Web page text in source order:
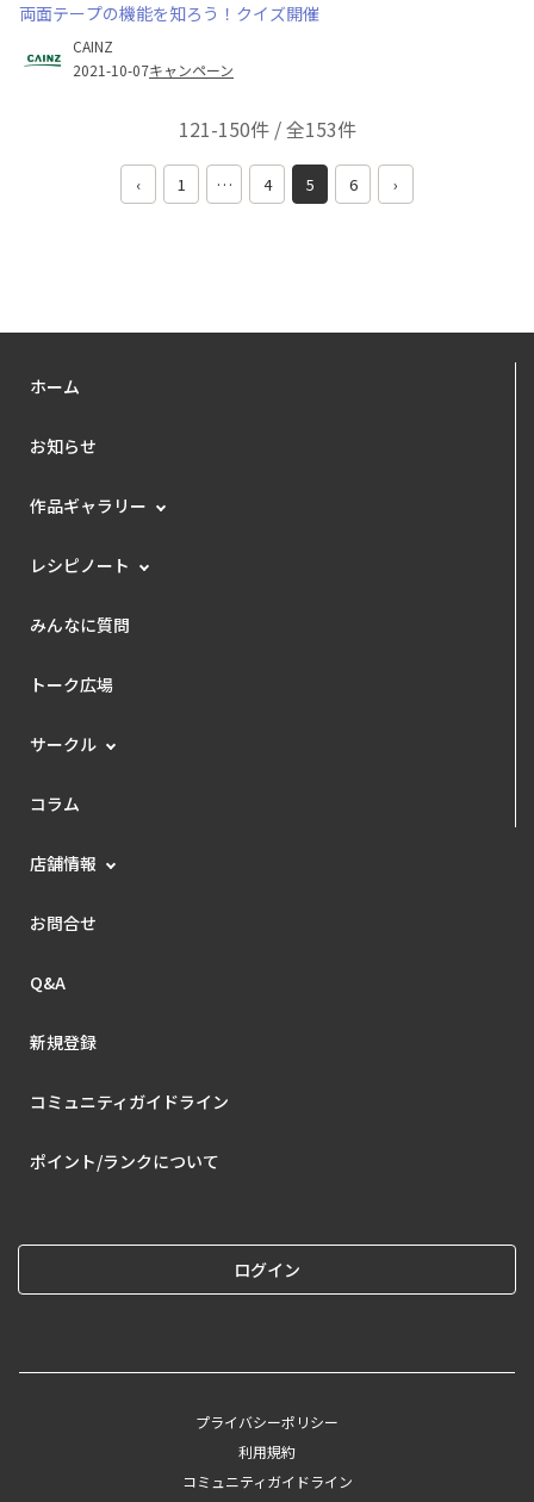
両面テープの機能を知ろう！クイズ開催
CAINZ
2021-10-07キャンペーン
121-150件 / 全153件
‹ 1 … 4 5 6 ›
ホーム
お知らせ
作品ギャラリー
レシピノート
みんなに質問
トーク広場
サークル
コラム
店舗情報
お問合せ
Q&A
新規登録
コミュニティガイドライン
ポイント/ランクについて
ログイン
プライバシーポリシー
利用規約
コミュニティガイドライン